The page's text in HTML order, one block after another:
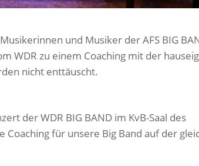
und Musiker der AFS BIG
WDR zu einem Coaching mit der
nicht enttäuscht.
der WDR BIG BAND im KvB-Saal des
Coaching für unsere Big Band auf der